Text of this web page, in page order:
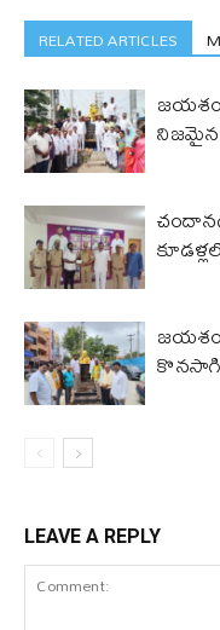
RELATED ARTICLES
నిజమైన
LEAVE A REPLY